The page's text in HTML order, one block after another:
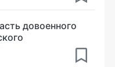
довоенного